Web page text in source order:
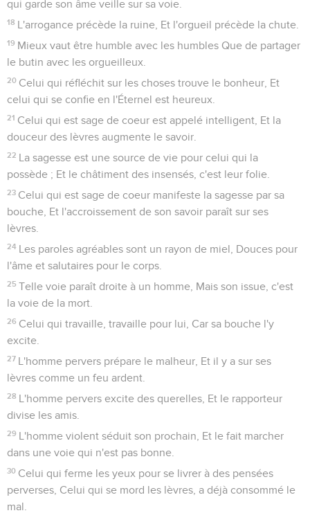
qui garde son âme veille sur sa voie.
18 L'arrogance précède la ruine, Et l'orgueil précède la chute.
19 Mieux vaut être humble avec les humbles Que de partager
le butin avec les orgueilleux.
20 Celui qui réfléchit sur les choses trouve le bonheur, Et
celui qui se confie en l'Éternel est heureux.
21 Celui qui est sage de coeur est appelé intelligent, Et la
douceur des lèvres augmente le savoir.
22 La sagesse est une source de vie pour celui qui la
possède ; Et le châtiment des insensés, c'est leur folie.
23 Celui qui est sage de coeur manifeste la sagesse par sa
bouche, Et l'accroissement de son savoir paraît sur ses
lèvres.
24 Les paroles agréables sont un rayon de miel, Douces pour
l'âme et salutaires pour le corps.
25 Telle voie paraît droite à un homme, Mais son issue, c'est
la voie de la mort.
26 Celui qui travaille, travaille pour lui, Car sa bouche l'y
excite.
27 L'homme pervers prépare le malheur, Et il y a sur ses
lèvres comme un feu ardent.
28 L'homme pervers excite des querelles, Et le rapporteur
divise les amis.
29 L'homme violent séduit son prochain, Et le fait marcher
dans une voie qui n'est pas bonne.
30 Celui qui ferme les yeux pour se livrer à des pensées
perverses, Celui qui se mord les lèvres, a déjà consommé le
mal.